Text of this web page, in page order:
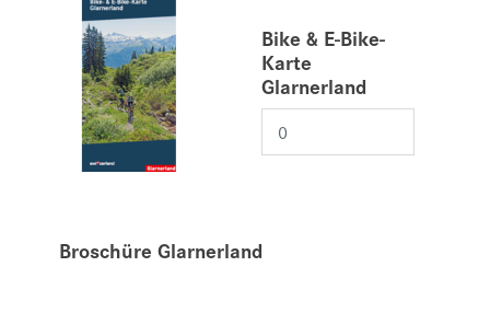
Bike & E-Bike-
Karte
Glarnerland
Broschüre Glarnerland